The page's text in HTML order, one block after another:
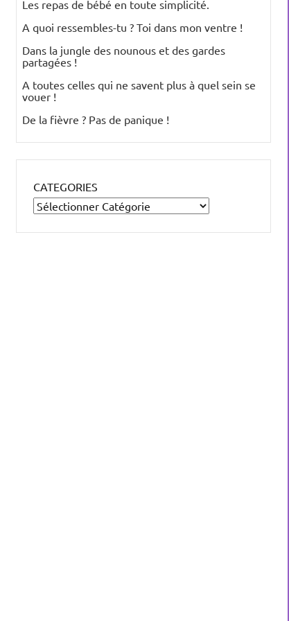
Les repas de bébé en toute simplicité.
A quoi ressembles-tu ? Toi dans mon ventre !
Dans la jungle des nounous et des gardes
partagées !
A toutes celles qui ne savent plus à quel sein se
vouer !
De la fièvre ? Pas de panique !
CATEGORIES